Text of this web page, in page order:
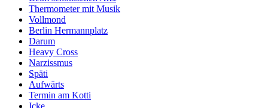
Thermometer mit Musik
Vollmond
Berlin Hermannplatz
Darum
Heavy Cross
Narzissmus
Späti
Aufwärts
Termin am Kotti